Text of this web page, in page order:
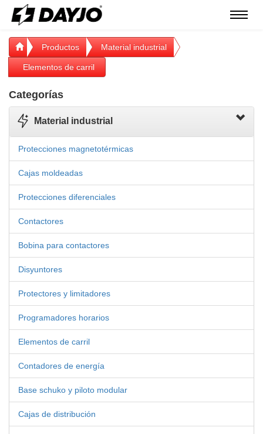
Menú
Productos Material industrial
Elementos de carril
Categorías
Material industrial
Protecciones magnetotérmicas
Cajas moldeadas
Protecciones diferenciales
Contactores
Bobina para contactores
Disyuntores
Protectores y limitadores
Programadores horarios
Elementos de carril
Contadores de energía
Base schuko y piloto modular
Cajas de distribución